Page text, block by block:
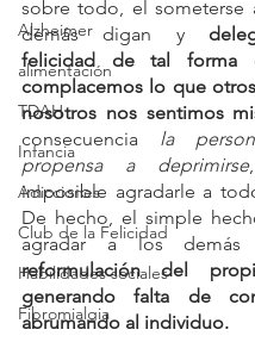
Alzheimer
alimentación
TDAH
Infancia
Adicciones
Club de la Felicidad
Habilidades sociales
Fibromialgia
sobre todo, el someterse
demás digan y
felicidad de tal forma
complacemos lo que
nosotros nos sentimos
consecuencia la
propensa a deprimirse
imposible agradarle a
De hecho, el simple
reformulación del
generando falta de
abrumando al individuo.